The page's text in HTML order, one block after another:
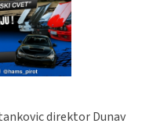
direktor Dunav